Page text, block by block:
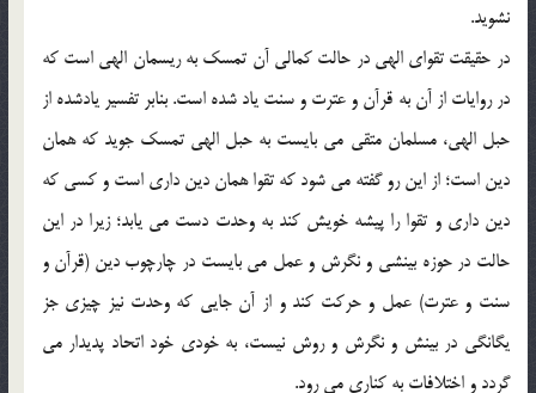
نشويد.
در حقيقت تقواي الهي در حالت كمالي آن تمسك به ريسمان الهي است كه
در روايات از آن به قرآن و عترت و سنت ياد شده است. بنابر تفسير يادشده از
حبل الهي، مسلمان متقي مي بايست به حبل الهي تمسك جويد كه همان
دين است؛ از اين رو گفته مي شود كه تقوا همان دين داري است و كسي كه
دين داري و تقوا را پيشه خويش كند به وحدت دست مي يابد؛ زيرا در اين
حالت در حوزه بينشي و نگرش و عمل مي بايست در چارچوب دين (قرآن و
سنت و عترت) عمل و حركت كند و از آن جايي كه وحدت نيز چيزي جز
يگانگي در بينش و نگرش و روش نيست، به خودي خود اتحاد پديدار مي
گردد و اختلافات به كناري مي رود.